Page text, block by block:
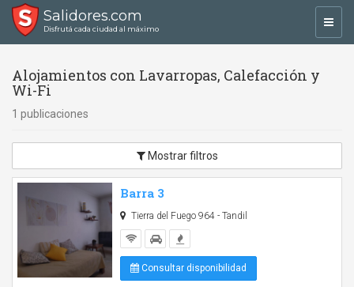
Salidores.com
Disfrutá cada ciudad al máximo
Alojamientos con Lavarropas, Calefacción y
Wi-Fi
1 publicaciones
Mostrar filtros
Barra 3
Tierra del Fuego 964 - Tandil
Consultar disponibilidad